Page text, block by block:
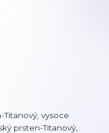
vysoce
prsten-Titanový,